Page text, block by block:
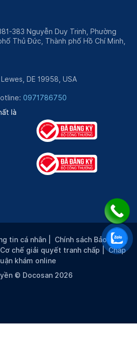
383 Nguyễn Duy Trinh, Phường
Thủ Đức, Thành phố Hồ Chí Minh,
DE 19958, USA
0971786750
là
tin cá nhân Chính sách Bảo mật |
Cơ chế giải quyết tranh chấp |Chấp
khám online
© Docosan 2026